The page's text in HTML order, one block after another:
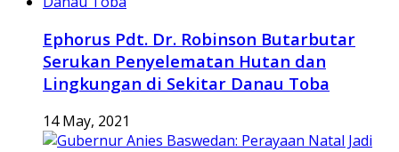
Ephorus Pdt. Dr. Robinson Butarbutar
Serukan Penyelematan Hutan dan
Lingkungan di Sekitar Danau Toba
14 May, 2021